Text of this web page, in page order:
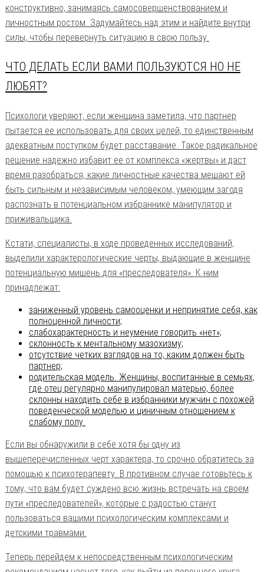
конструктивно, занимаясь самосовершенствованием и
личностным ростом. Задумайтесь над этим и найдите внутри
силы, чтобы перевернуть ситуацию в свою пользу.
ЧТО ДЕЛАТЬ ЕСЛИ ВАМИ ПОЛЬЗУЮТСЯ НО НЕ
ЛЮБЯТ?
Психологи уверяют, если женщина заметила, что партнер
пытается ее использовать для своих целей, то единственным
адекватным поступком будет расставание. Такое радикальное
решение надежно избавит ее от комплекса «жертвы» и даст
время разобраться, какие личностные качества мешают ей
быть сильным и независимым человеком, умеющим загодя
распознать в потенциальном избраннике манипулятор и
приживальщика.
Кстати, специалисты, в ходе проведенных исследований,
выделили характерологические черты, выдающие в женщине
потенциальную мишень для «преследователя». К ним
принадлежат:
заниженный уровень самооценки и непринятие себя, как
полноценной личности;
слабохарактерность и неумение говорить «нет»;
склонность к ментальному мазохизму;
отсутствие четких взглядов на то, каким должен быть
партнер;
родительская модель. Женщины, воспитанные в семьях,
где отец регулярно манипулировал матерью, более
склонны находить себе в избранники мужчин с похожей
поведенческой моделью и циничным отношением к
слабому полу.
Если вы обнаружили в себе хотя бы одну из
вышеперечисленных черт характера, то срочно обратитесь за
помощью к психотерапевту. В противном случае готовьтесь к
тому, что вам будет суждено всю жизнь встречать на своем
пути «преследователей», которые с радостью станут
пользоваться вашими психологическим комплексами и
детскими травмами.
Теперь перейдем к непосредственным психологическим